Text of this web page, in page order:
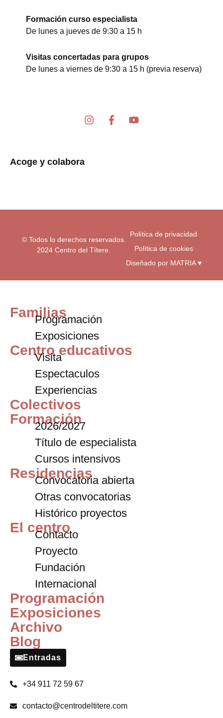
Formación curso especialista
De lunes a jueves de 9:30 a 15 h
Visitas concertadas para grupos
De lunes a viernes de 9:30 a 15 h (previa reserva)
I
F
f
Y
Acoge y colabora
© Todos lo derechos reservados.
2024 Centro del Títere.
Política de privacidad
Política de cookies
Diseñado por MATRIA ♥
Familias
Programación
Exposiciones
Centro educativos
Visita
Espectaculos
Experiencias
Colectivos
Formación
2026/2027
Título de especialista
Cursos intensivos
Residencias
Convocatoria abierta
Otras convocatorias
Histórico proyectos
El centro
Contacto
Proyecto
Fundación
Internacional
Programación
Exposiciones
Archivo
Blog
Entradas
+34 911 72 59 67
contacto@centrodeltitere.com